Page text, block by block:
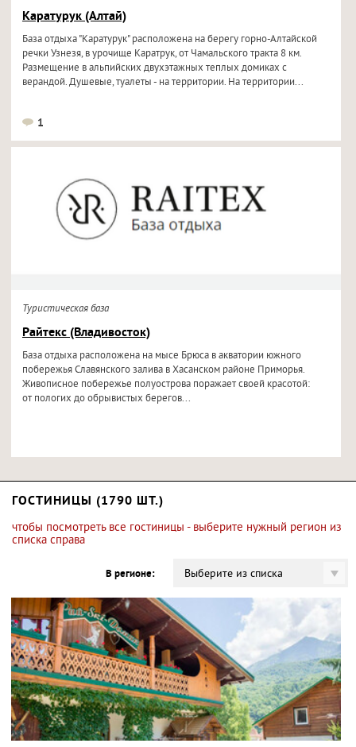
Каратурук (Алтай)
База отдыха "Каратурук" расположена на берегу горно-Алтайской
речки Узнезя, в урочище Каратрук, от Чамальского тракта 8 км.
Размещение в альпийских двухэтажных теплых домиках с
верандой. Душевые, туалеты - на территории. На территории...
1
Туристическая база
Райтекс (Владивосток)
База отдыха расположена на мысе Брюса в акватории южного
побережья Славянского залива в Хасанском районе Приморья.
Живописное побережье полуострова поражает своей красотой:
от пологих до обрывистых берегов...
ГОСТИНИЦЫ (1790 ШТ.)
чтобы посмотреть все гостиницы - выберите нужный регион из
списка справа
В регионе: Выберите из списка